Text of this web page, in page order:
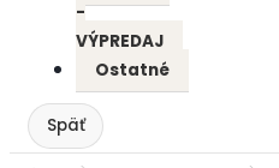
-
VÝPREDAJ
Ostatné